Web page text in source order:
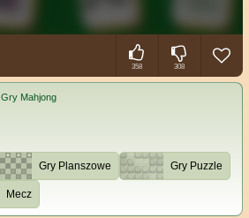
358 308
Gry Mahjong
Gry Planszowe Gry Puzzle
Mecz